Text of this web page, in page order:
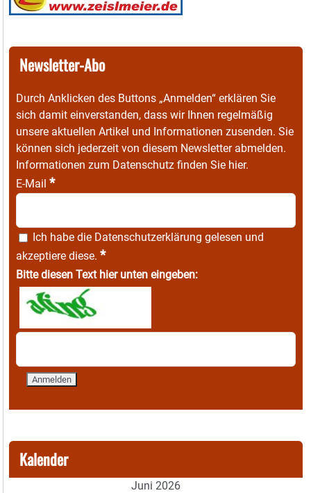
Newsletter-Abo
Durch Anklicken des Buttons „Anmelden“ erklären Sie
sich damit einverstanden, dass wir Ihnen regelmäßig
unsere aktuellen Artikel und Informationen zusenden. Sie
können sich jederzeit von diesem Newsletter abmelden.
Informationen zum Datenschutz finden Sie hier.
E-Mail *
Ich habe die Datenschutzerklärung gelesen und
akzeptiere diese. *
Bitte diesen Text hier unten eingeben:
Kalender
Juni 2026